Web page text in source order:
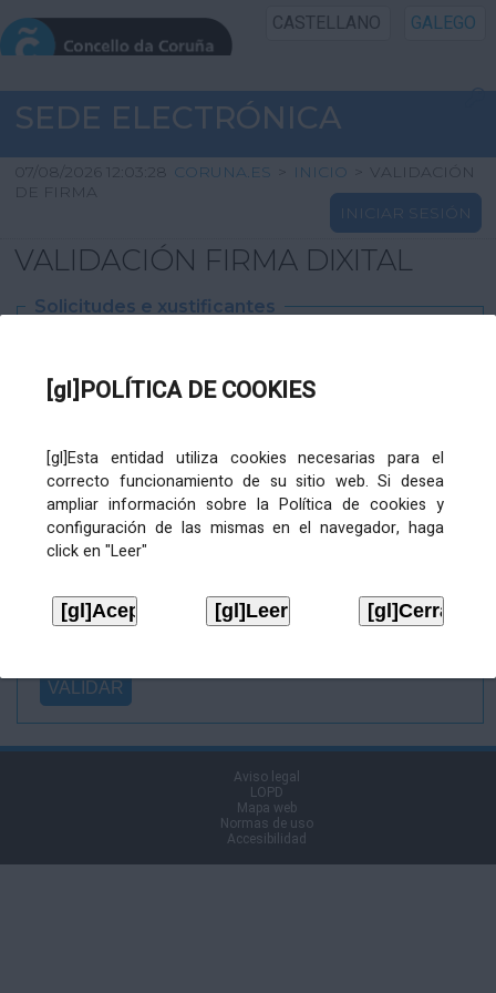
[gl]POLÍTICA DE COOKIES
[gl]Esta entidad utiliza cookies necesarias para el
correcto funcionamiento de su sitio web. Si desea
ampliar información sobre la Política de cookies y
configuración de las mismas en el navegador, haga
click en "Leer"
CASTELLANO GALEGO
INICIO SEDE
INICIO
INFORMACIÓN PÚBLICA
SEDE ELECTRÓNICA
07/08/2026 12:03:28 CORUNA.ES > INICIO >
VALIDACIÓN
DE FIRMA
INICIAR SESIÓN
VALIDACIÓN FIRMA DIXITAL
Solicitudes e xustificantes
XML
Ficheiros varios
Ficheiro
asinado:
firma (.p7s):
Aviso legal
LOPD
Mapa web
Normas de uso
Accesibilidad